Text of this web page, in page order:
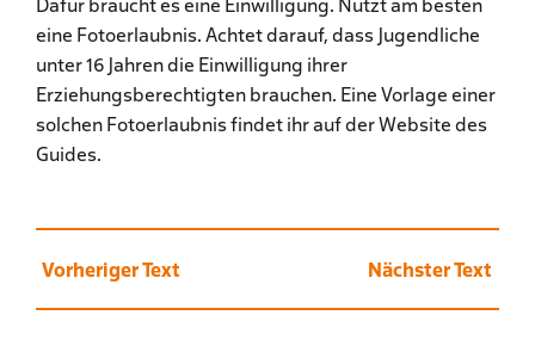
eine Fotoerlaubnis. Achtet darauf, dass Jugendliche
unter 16 Jahren die Einwilligung ihrer
Erziehungsberechtigten brauchen. Eine Vorlage einer
solchen Fotoerlaubnis findet ihr auf der Website des
Guides.
Vorheriger Text Nächster Text